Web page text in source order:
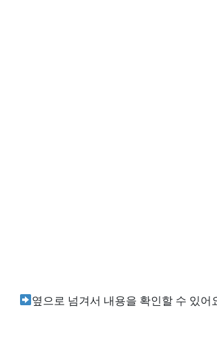
옆으로 넘겨서 내용을 확인할 수 있어